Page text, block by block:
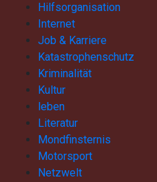
Hilfsorganisation
Internet
Job & Karriere
Katastrophenschutz
Kriminalität
Kultur
leben
Literatur
Mondfinsternis
Motorsport
Netzwelt